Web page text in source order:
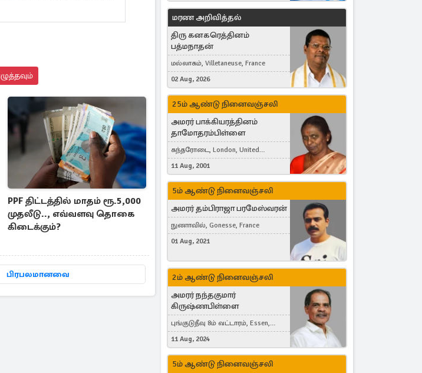
PPF திட்டத்தில் மாதம் ரூ.5,000
முதலீடு.., எவ்வளவு தொகை
கிடைக்கும்?
பிரபலமானவை
மரண அறிவித்தல்
திரு கனகரெத்தினம்
பத்மநாதன்
மல்லாகம், Villetaneuse, France
02 Aug, 2026
25ம் ஆண்டு நினைவஞ்சலி
அமரர் பாக்கியரத்தினம்
தாமோதரம்பிள்ளை
கந்தரோடை, London, United
Kingdom
11 Aug, 2001
5ம் ஆண்டு நினைவஞ்சலி
அமரர் தம்பிராஜா பரமேஸ்வரன்
நுணாவில், Gonesse, France
01 Aug, 2021
2ம் ஆண்டு நினைவஞ்சலி
அமரர் நந்தகுமார்
கிருஷ்ணபிள்ளை
புங்குடுதீவு 8ம் வட்டாரம், Essen,
Germany
11 Aug, 2024
5ம் ஆண்டு நினைவஞ்சலி